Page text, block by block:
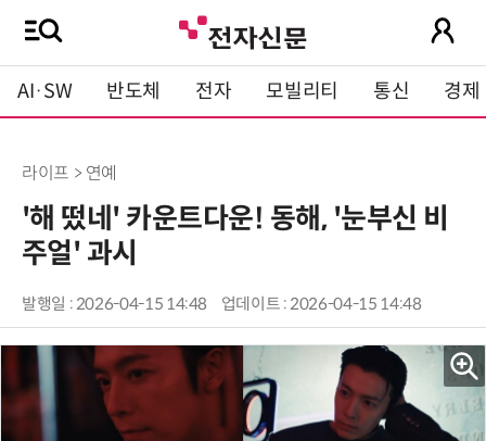
AI·SW 반도체 전자 모빌리티 통신 경제
라이프 > 연예
'해 떴네' 카운트다운! 동해, '눈부신 비
주얼' 과시
발행일 : 2026-04-15 14:48 업데이트 : 2026-04-15 14:48